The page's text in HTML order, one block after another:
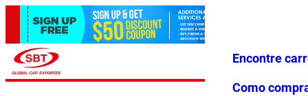
Favoritos Menu
Encontre
Como